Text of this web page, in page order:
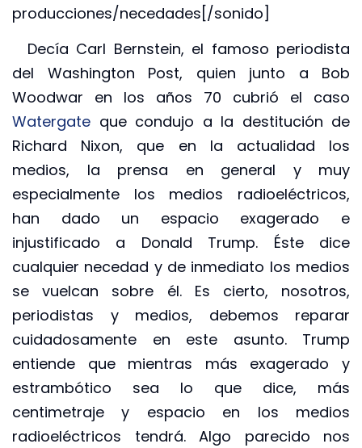
producciones/necedades[/sonido]
Decía Carl Bernstein, el famoso periodista
del Washington Post, quien junto a Bob
Woodwar en los años 70 cubrió el caso
Watergate que condujo a la destitución de
Richard Nixon, que en la actualidad los
medios, la prensa en general y muy
especialmente los medios radioeléctricos,
han dado un espacio exagerado e
injustificado a Donald Trump. Éste dice
cualquier necedad y de inmediato los medios
se vuelcan sobre él. Es cierto, nosotros,
periodistas y medios, debemos reparar
cuidadosamente en este asunto. Trump
entiende que mientras más exagerado y
estrambótico sea lo que dice, más
centimetraje y espacio en los medios
radioeléctricos tendrá. Algo parecido nos